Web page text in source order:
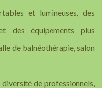
et lumineuses, des
des équipements plus
de balnéothérapie, salon
diversité de professionnels,